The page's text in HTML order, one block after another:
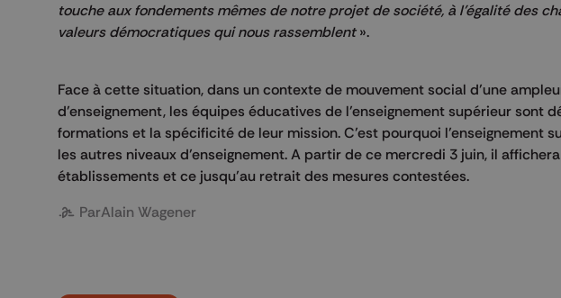
touche aux fondements mêmes de notre projet de société, à l’égalité des
valeurs démocratiques qui nous rassemblent».
Face à cette situation, dans un contexte de mouvement social d’une
d’enseignement, les équipes éducatives de l’enseignement supérieur sont
formations et la spécificité de leur mission. C’est pourquoi l’enseignement
les autres niveaux d’enseignement. A partir de ce mercredi 3 juin, il
établissements et ce jusqu’au retrait des mesures contestées.
ParAlain Wagener